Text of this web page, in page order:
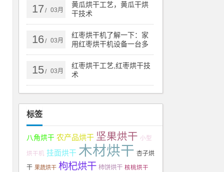
17 / 03月
黄瓜烘干工艺，黄瓜干烘
干技术
16/ 03月
红枣烘干机了解一下：家
用红枣烘干机设备一台多
少钱
15/ 03月
红枣烘干工艺,红枣烘干技
术
标签
八角烘干 农产品烘干 坚果烘干 小型
烘干机 挂面烘干 木材烘干 杏子烘
干 果蔬烘干 枸杞烘干 柿饼烘干 核桃烘干